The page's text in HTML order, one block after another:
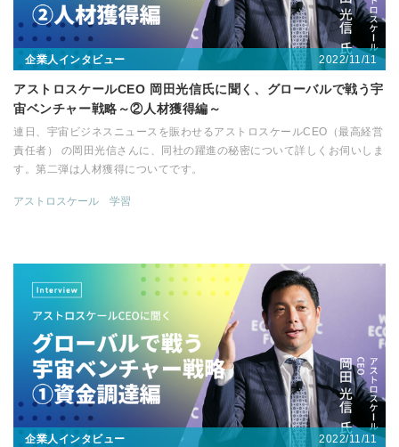
企業人インタビュー 2022/11/11
アストロスケールCEO 岡田光信氏に聞く、グローバルで戦う宇
宙ベンチャー戦略～②人材獲得編～
連日、宇宙ビジネスニュースを賑わせるアストロスケールCEO（最高経営
責任者） の岡田光信さんに、同社の躍進の秘密について詳しくお伺いしま
す。第二弾は人材獲得についてです。
アストロスケール 学習
企業人インタビュー 2022/11/11